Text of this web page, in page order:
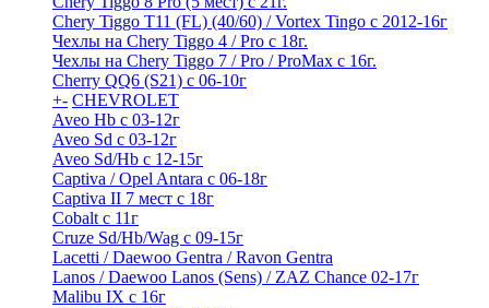
Chery Tiggo T11 (FL) (40/60) / Vortex Tingo с 2012-16г
Чехлы на Chery Tiggo 4 / Pro с 18г.
Чехлы на Chery Tiggo 7 / Pro / ProMax с 16г.
Cherry QQ6 (S21) с 06-10г
+- CHEVROLET
Aveo Hb с 03-12г
Aveo Sd с 03-12г
Aveo Sd/Hb с 12-15г
Captiva / Opel Antara с 06-18г
Captiva II 7 мест с 18г
Cobalt с 11г
Cruze Sd/Hb/Wag c 09-15г
Lacetti / Daewoo Gentra / Ravon Gentra
Lanos / Daewoo Lanos (Sens) / ZAZ Chance 02-17г
Malibu IX с 16г